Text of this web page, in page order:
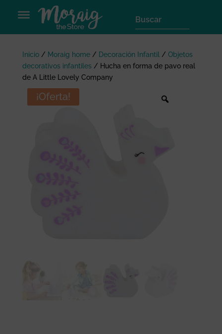
Inicio/ Moraig home/ Decoración Infantil/ Objetos
decorativos infantiles / Hucha en forma de pavo real
de A Little Lovely Company
¡Oferta!